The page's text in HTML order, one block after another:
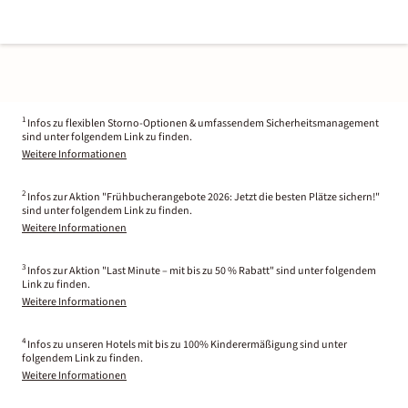
1 Infos zu flexiblen Storno-Optionen & umfassendem Sicherheitsmanagement
sind unter folgendem Link zu finden.
Weitere Informationen
2 Infos zur Aktion "Frühbucherangebote 2026: Jetzt die besten Plätze sichern!"
sind unter folgendem Link zu finden.
Weitere Informationen
3 Infos zur Aktion "Last Minute – mit bis zu 50 % Rabatt" sind unter folgendem
Link zu finden.
Weitere Informationen
4 Infos zu unseren Hotels mit bis zu 100% Kinderermäßigung sind unter
folgendem Link zu finden.
Weitere Informationen